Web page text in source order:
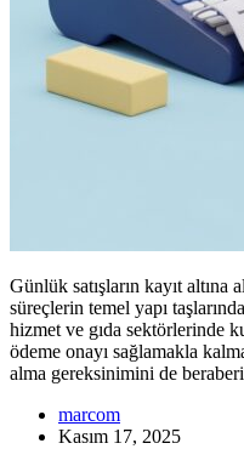
Günlük satışların kayıt altına
süreçlerin temel yapı
hizmet ve gıda sektörlerinde
ödeme onayı sağlamakla
alma gereksinimini de
marcom
Kasım 17, 2025